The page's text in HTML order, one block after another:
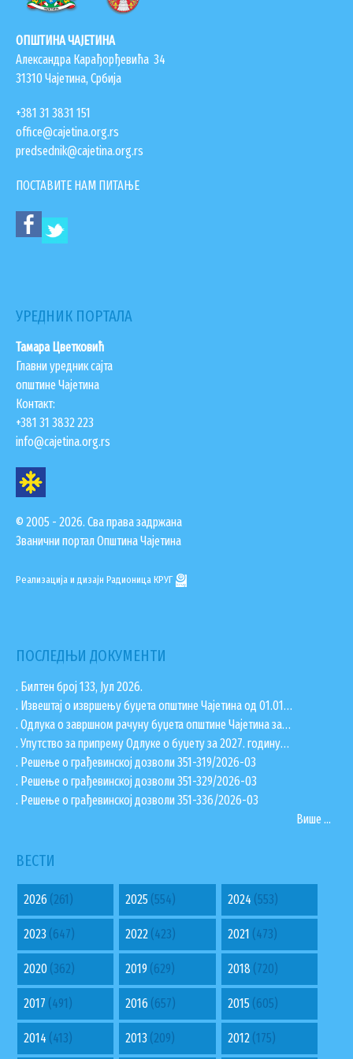
ОПШТИНА ЧАЈЕТИНА
Александра Карађорђевића 34
31310 Чајетина, Србија
+381 31 3831 151
office@cajetina.org.rs
predsednik@cajetina.org.rs
ПОСТАВИТЕ НАМ ПИТАЊЕ
УРЕДНИК ПОРТАЛА
Тамара Цветковић
Главни уредник сајта
општине Чајетина
Контакт:
+381 31 3832 223
info@cajetina.org.rs
© 2005 - 2026. Сва права задржана
Званични портал Општина Чајетина
Реализација и дизајн Радионица КРУГ
ПОСЛЕДЊИ ДОКУМЕНТИ
. Билтен број 133, Јул 2026.
. Извештај о извршењу буџета општине Чајетина од 01.01…
. Одлука о завршном рачуну буџета општине Чајетина за…
. Упутство за припрему Одлуке о буџету за 2027. годину…
. Решење о грађевинској дозволи 351-319/2026-03
. Решење о грађевинској дозволи 351-329/2026-03
. Решење о грађевинској дозволи 351-336/2026-03
Више ...
ВЕСТИ
2026 (261) 2025 (554) 2024 (553)
2023 (647) 2022 (423) 2021 (473)
2020 (362) 2019 (629) 2018 (720)
2017 (491) 2016 (657) 2015(605)
2014 (413) 2013 (209) 2012(175)